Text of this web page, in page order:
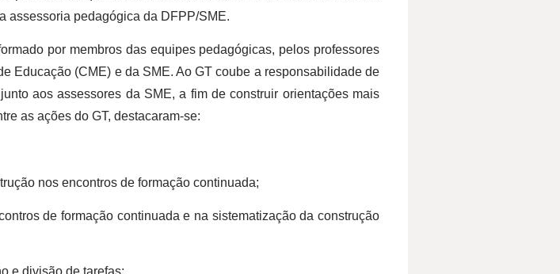
assessoria pedagógica da DFPP/SME.
por membros das equipes pedagógicas, pelos professores
Educação (CME) e da SME. Ao GT coube a responsabilidade de
aos assessores da SME, a fim de construir orientações mais
as ações do GT, destacaram-se:
nos encontros de formação continuada;
de formação continuada e na sistematização da construção